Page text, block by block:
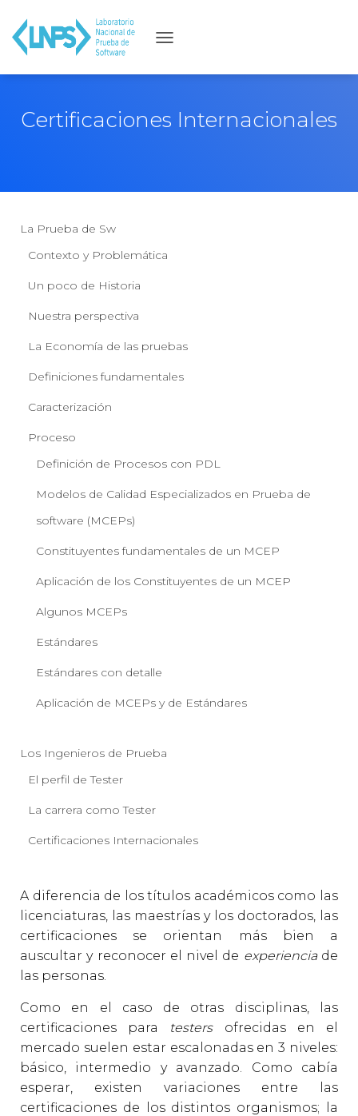
I
Certificaciones Internacionales
La Prueba de Sw
Contexto y Problemática
Un poco de Historia
Nuestra perspectiva
La Economía de las pruebas
Definiciones fundamentales
Caracterización
Proceso
Definición de Procesos con PDL
Modelos de Calidad Especializados en Prueba de
software (MCEPs)
Constituyentes fundamentales de un MCEP
Aplicación de los Constituyentes de un MCEP
Algunos MCEPs
Estándares
Estándares con detalle
Aplicación de MCEPs y de Estándares
Los Ingenieros de Prueba
El perfil de Tester
La carrera como Tester
Certificaciones Internacionales
A diferencia de los títulos académicos como las
licenciaturas, las maestrías y los doctorados, las
certificaciones se orientan más bien a
auscultar y reconocer el nivel de experienciade
las personas.
Como en el caso de otras disciplinas, las
certificaciones para testersofrecidas en el
mercado suelen estar escalonadas en 3 niveles:
básico, intermedio y avanzado. Como cabía
esperar, existen variaciones entre las
certificaciones de los distintos organismos; la